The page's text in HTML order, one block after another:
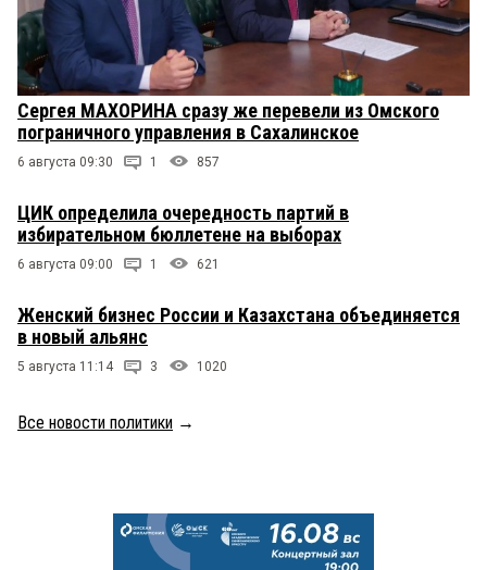
Сергея МАХОРИНА сразу же перевели из Омского
пограничного управления в Сахалинское
6 августа 09:30 1 857
ЦИК определила очередность партий в
избирательном бюллетене на выборах
6 августа 09:00 1 621
Женский бизнес России и Казахстана объединяется
в новый альянс
5 августа 11:14 3 1020
Все новости политики →